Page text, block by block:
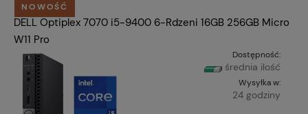
DELL Optiplex 7070 i5-9400 6-Rdzeni 16GB 256GB Micro
W11 Pro
Dostępność:
średnia ilość
Wysyłka w:
24 godziny
NOWOŚĆ